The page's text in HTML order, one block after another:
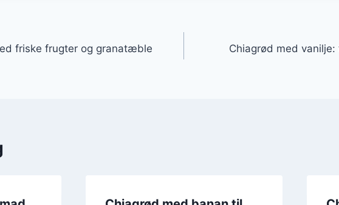
friske frugter og granatæble
Chiagrød med